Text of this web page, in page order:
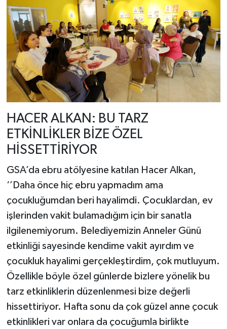
HACER ALKAN: BU TARZ
ETKİNLİKLER BİZE ÖZEL
HİSSETTİRİYOR
GSA’da ebru atölyesine katılan Hacer Alkan,
‘’Daha önce hiç ebru yapmadım ama
çocukluğumdan beri hayalimdi. Çocuklardan, ev
işlerinden vakit bulamadığım için bir sanatla
ilgilenemiyorum. Belediyemizin Anneler Günü
etkinliği sayesinde kendime vakit ayırdım ve
çocukluk hayalimi gerçekleştirdim, çok mutluyum.
Özellikle böyle özel günlerde bizlere yönelik bu
tarz etkinliklerin düzenlenmesi bize değerli
hissettiriyor. Hafta sonu da çok güzel anne çocuk
etkinlikleri var onlara da çocuğumla birlikte